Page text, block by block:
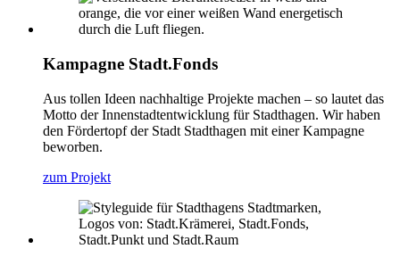
Kampagne Stadt.Fonds
Aus tollen Ideen nachhaltige Projekte machen – so lautet das
Motto der Innenstadtentwicklung für Stadthagen. Wir haben
den Fördertopf der Stadt Stadthagen mit einer Kampagne
beworben.
zum Projekt